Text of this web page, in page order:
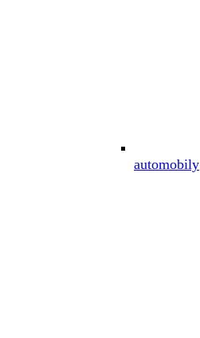
automobily